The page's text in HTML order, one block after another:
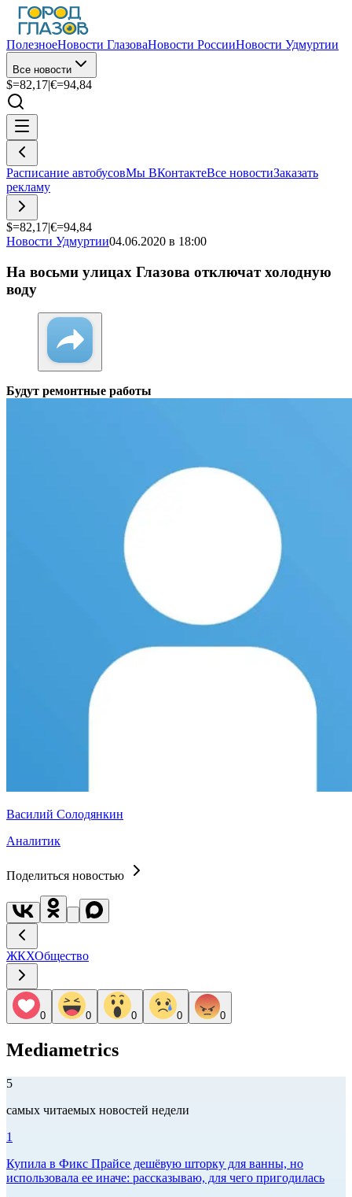
ПолезноеНовости ГлазоваНовости РоссииНовости Удмуртии
Все новости
$=82,17|€=94,84
Расписание автобусовМы ВКонтактеВсе новостиЗаказать
рекламу
$=82,17|€=94,84
Новости Удмуртии04.06.2020 в 18:00
На восьми улицах Глазова отключат холодную
воду
Будут ремонтные работы
Василий Солодянкин
Аналитик
Поделиться новостью
ЖКХОбщество
0 0 0 0 0
Mediametrics
5
самых читаемых новостей недели
1
Купила в Фикс Прайсе дешёвую шторку для ванны, но
использовала ее иначе: рассказываю, для чего пригодилась